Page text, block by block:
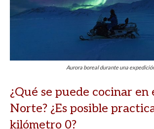
Aurora boreal durante una
¿Qué se puede cocinar en
Norte? ¿Es posible
kilómetro 0?